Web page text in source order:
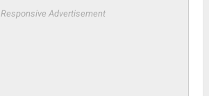
Responsive Advertisement